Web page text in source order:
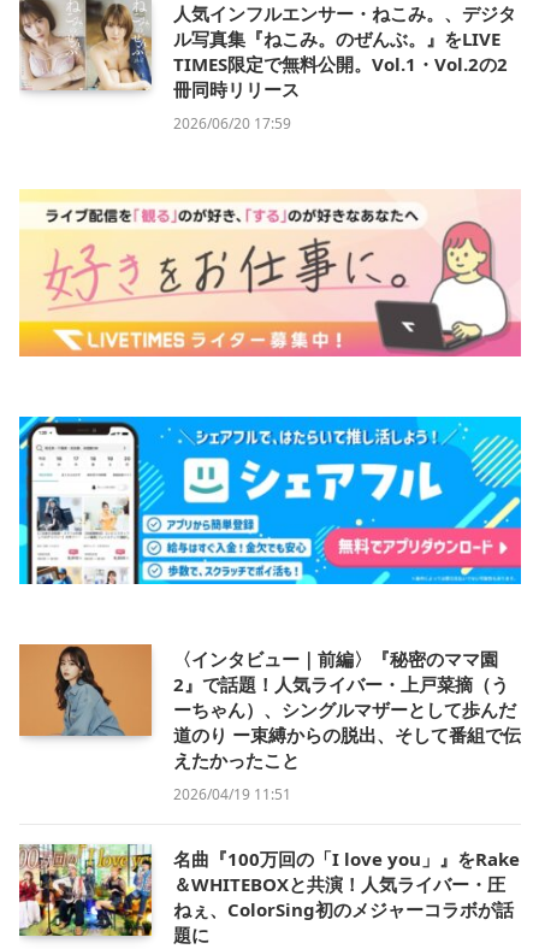
人気インフルエンサー・ねこみ。、デジタ
ル写真集『ねこみ。のぜんぶ。』をLIVE
TIMES限定で無料公開。Vol.1・Vol.2の2
冊同時リリース
2026/06/20 17:59
〈インタビュー｜前編〉『秘密のママ園
2』で話題！人気ライバー・上戸菜摘（う
ーちゃん）、シングルマザーとして歩んだ
道のり ー束縛からの脱出、そして番組で伝
えたかったこと
2026/04/19 11:51
名曲『100万回の「I love you」』をRake
＆WHITEBOXと共演！人気ライバー・圧
ねぇ、ColorSing初のメジャーコラボが話
題に